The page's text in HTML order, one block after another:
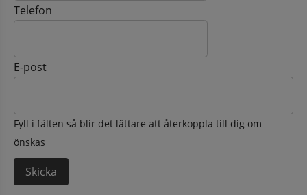
Telefon
E-post
Fyll i fälten så blir det lättare att återkoppla till dig om
önskas